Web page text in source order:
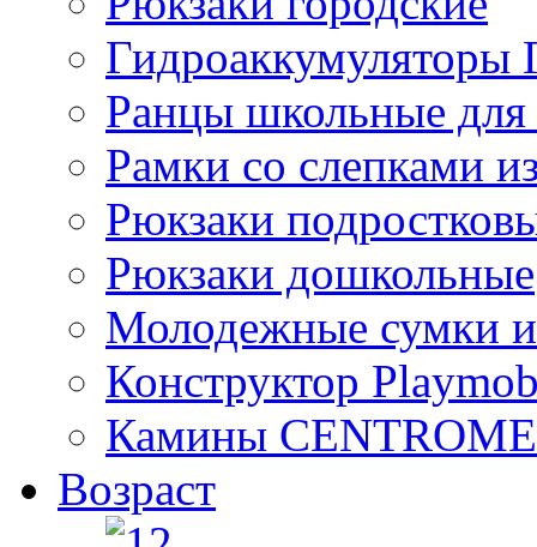
Ранцы школьные
Рамки со слепками
Рюкзаки
Рюкзаки дошкольные
Молодежные сумки
Конструктор
Камины
Возраст